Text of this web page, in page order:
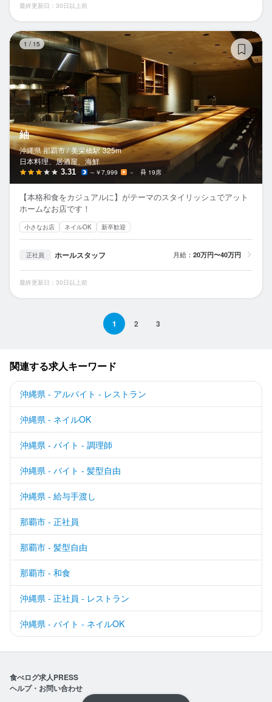
最終更新日：30日以上前
1 / 15
紬
沖縄県 那覇市 / 美栄橋駅 325m
日本料理、居酒屋、海鮮
3.31 ～￥7,999 － 19席
【本格和食をカジュアルに】がテーマのスタイリッシュでアット
ホームなお店です！
小さなお店 ネイルOK 新卒歓迎
正社員 ホールスタッフ 月給： 20万円〜40万円
最終更新日：30日以上前
1 2 3
関連する求人キーワード
沖縄県 - アルバイト - レストラン
沖縄県 - ネイルOK
沖縄県 - バイト - 調理師
沖縄県 - バイト - 髪型自由
沖縄県 - 給与手渡し
那覇市 - 正社員
那覇市 - 髪型自由
那覇市 - 和食
沖縄県 - 正社員 - レストラン
沖縄県 - バイト - ネイルOK
食べログ求人PRESS
ヘルプ・お問い合わせ